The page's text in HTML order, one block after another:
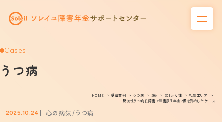
Cases
うつ病
HOME 受給事例 うつ病 2級 30代・女性
札幌エリア
反復性うつ病性障害で障害厚生年金2級を受給したケース
2025.10.24 心の病気 うつ病